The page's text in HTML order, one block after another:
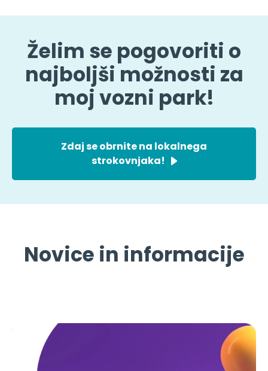
Želim se pogovoriti o
najboljši možnosti za
moj vozni park!
Zdaj se obrnite na lokalnega
strokovnjaka!
Novice in informacije